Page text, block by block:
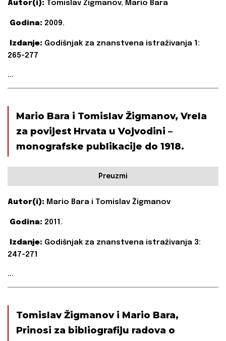
Autor(i): Tomislav Žigmanov, Mario Bara
Godina: 2009.
Izdanje: Godišnjak za znanstvena istraživanja 1:
265-277
...
Mario Bara i Tomislav Žigmanov, Vrela
za povijest Hrvata u Vojvodini –
monografske publikacije do 1918.
Preuzmi
Autor(i): Mario Bara i Tomislav Žigmanov
Godina: 2011.
Izdanje: Godišnjak za znanstvena istraživanja 3:
247-271
...
Tomislav Žigmanov i Mario Bara,
Prinosi za bibliografiju radova o